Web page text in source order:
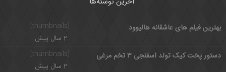
بهترین فیلم های عاشقانه هالیوود
2 سال پیش
[thumbnails]
دستور پخت کیک تولد اسفنجی ۳ تخم مرغی
2 سال پیش